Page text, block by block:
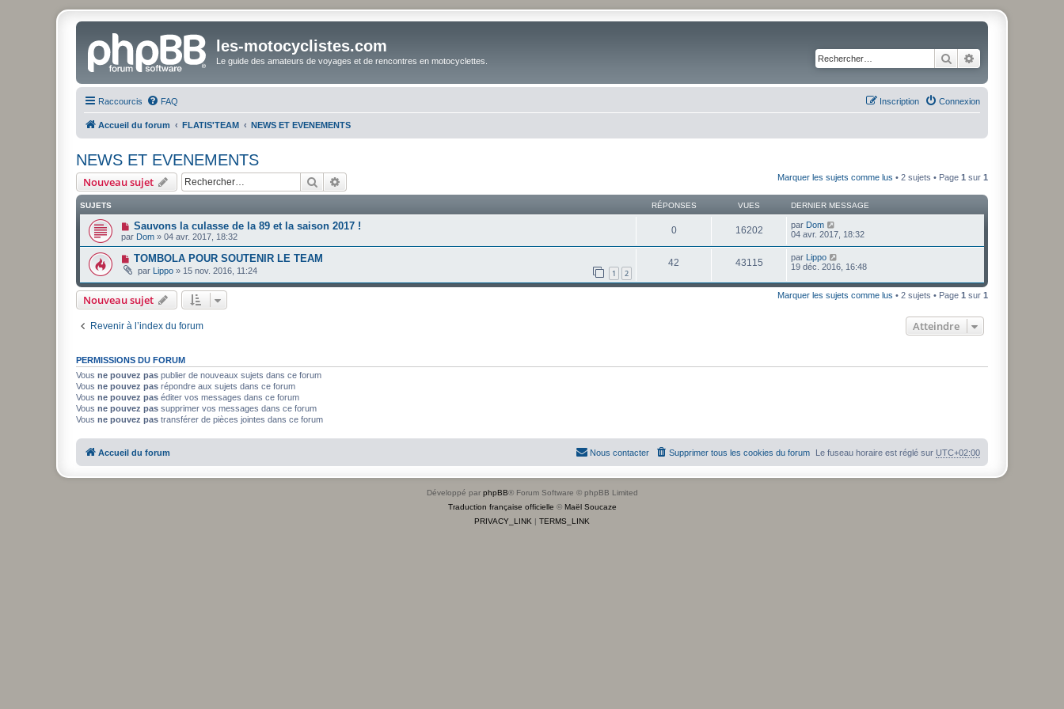
les-motocyclistes.com
Le guide des amateurs de voyages et de rencontres en motocyclettes. Rechercher
Raccourcis FAQ Connexion
Inscription
Accueil du forum FLATIS'TEAM NEWS ET EVENEMENTS
NEWS ET EVENEMENTS
Nouveau sujet Rechercher Marquer les sujets comme lus • 2 sujets • Page 1 sur 1
SUJETS RÉPONSES VUES DERNIER MESSAGE
Sauvons la culasse de la 89 et la saison 2017 !
par Dom » 04 avr. 2017, 18:32
0 16202 par Dom
04 avr. 2017, 18:32
TOMBOLA POUR SOUTENIR LE TEAM
par Lippo » 15 nov. 2016, 11:24 1 2
42 43115 par Lippo
19 déc. 2016, 16:48
Nouveau sujet Marquer les sujets comme lus • 2 sujets • Page 1 sur 1
Revenir à l’index du forum Atteindre
PERMISSIONS DU FORUM
Vous ne pouvez pas publier de nouveaux sujets dans ce forum
Vous ne pouvez pas répondre aux sujets dans ce forum
Vous ne pouvez pas éditer vos messages dans ce forum
Vous ne pouvez pas supprimer vos messages dans ce forum
Vous ne pouvez pas transférer de pièces jointes dans ce forum
Accueil du forum Le fuseau horaire est réglé sur UTC+02:00
Supprimer tous les cookies du forum
Nous contacter
Développé par phpBB® Forum Software © phpBB Limited
Traduction française officielle © Maël Soucaze
PRIVACY_LINK | TERMS_LINK